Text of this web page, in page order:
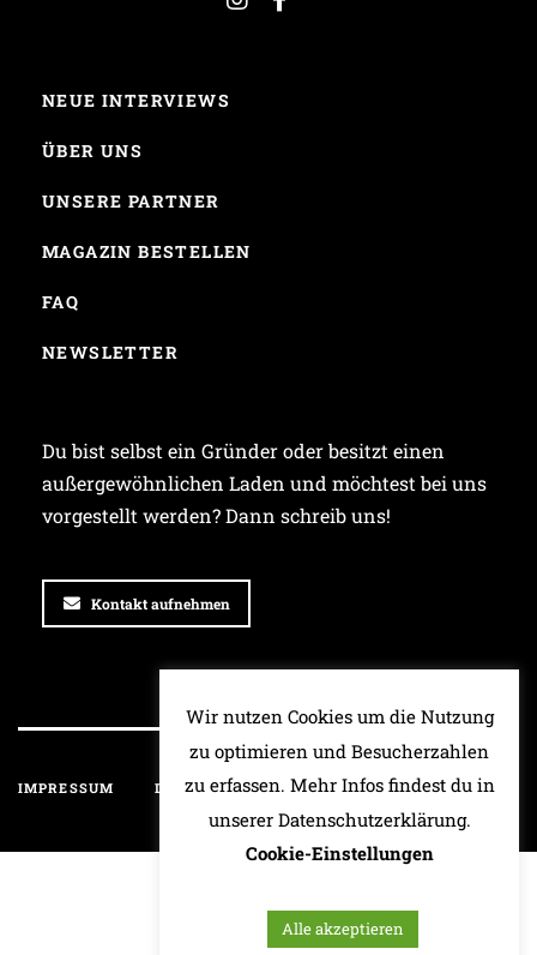
NEUE INTERVIEWS
ÜBER UNS
UNSERE PARTNER
MAGAZIN BESTELLEN
FAQ
NEWSLETTER
Du bist selbst ein Gründer oder besitzt einen
außergewöhnlichen Laden und möchtest bei uns
vorgestellt werden? Dann schreib uns!
Kontakt aufnehmen
IMPRESSUM DATENSCHUTZ HAFTUNGSAUSSCHLUSS
Wir nutzen Cookies um die Nutzung
zu optimieren und Besucherzahlen
zu erfassen. Mehr Infos findest du in
unserer Datenschutzerklärung.
Cookie-Einstellungen
Alle akzeptieren